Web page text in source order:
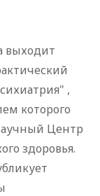
выходит
,
которого
Центр
здоровья.